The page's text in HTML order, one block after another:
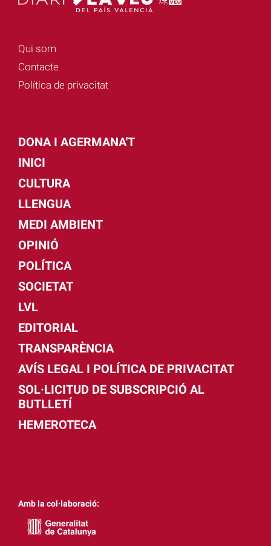
Qui som
Contacte
Política de privacitat
DONA I AGERMANA'T
INICI
CULTURA
LLENGUA
MEDI AMBIENT
OPINIÓ
POLÍTICA
SOCIETAT
LVL
EDITORIAL
TRANSPARÈNCIA
AVÍS LEGAL I POLÍTICA DE PRIVACITAT
SOL·LICITUD DE SUBSCRIPCIÓ AL
BUTLLETÍ
HEMEROTECA
Amb la col·laboració: